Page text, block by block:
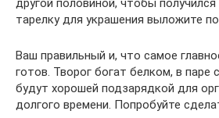
другой половиной, чтобы
тарелку для украшения выложите
Ваш правильный и, что самое
готов. Творог богат белком, в паре
будут хорошей подзарядкой для
долгого времени. Попробуйте